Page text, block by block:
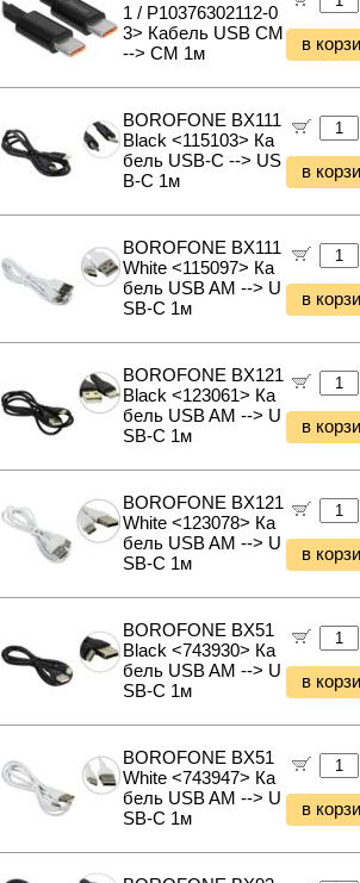
1 / P10376302112-0
3> Кабель USB CM
--> CM 1м
в
BOROFONE BX111
Black <115103> Ка
бель USB-C --> US
B-C 1м
в
BOROFONE BX111
White <115097> Ка
бель USB AM --> U
SB-C 1м
в
BOROFONE BX121
Black <123061> Ка
бель USB AM --> U
SB-C 1м
в
BOROFONE BX121
White <123078> Ка
бель USB AM --> U
SB-C 1м
в
BOROFONE BX51
Black <743930> Ка
бель USB AM --> U
SB-C 1м
в
BOROFONE BX51
White <743947> Ка
бель USB AM --> U
SB-C 1м
в